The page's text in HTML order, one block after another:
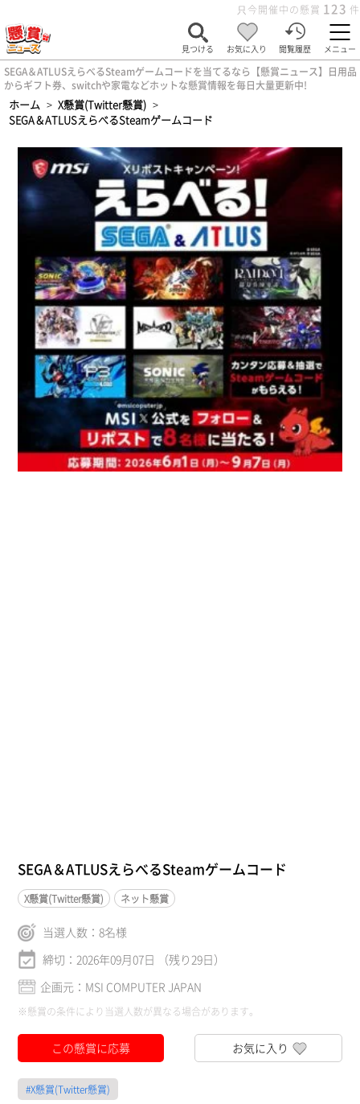
只今開催中の懸賞 123 件
見つける お気に入り 閲覧履歴 メニュー
SEGA＆ATLUSえらべるSteamゲームコードを当てるなら【懸賞ニュース】日用品
からギフト券、switchや家電などホットな懸賞情報を毎日大量更新中!
ホーム > X懸賞(Twitter懸賞) >
SEGA＆ATLUSえらべるSteamゲームコード
SEGA＆ATLUSえらべるSteamゲームコード
X懸賞(Twitter懸賞) ネット懸賞
当選人数：8名様
締切：2026年09月07日 （残り29日）
企画元：MSI COMPUTER JAPAN
※懸賞の条件により当選人数が異なる場合があります。
この懸賞に応募 お気に入り
#X懸賞(Twitter懸賞)